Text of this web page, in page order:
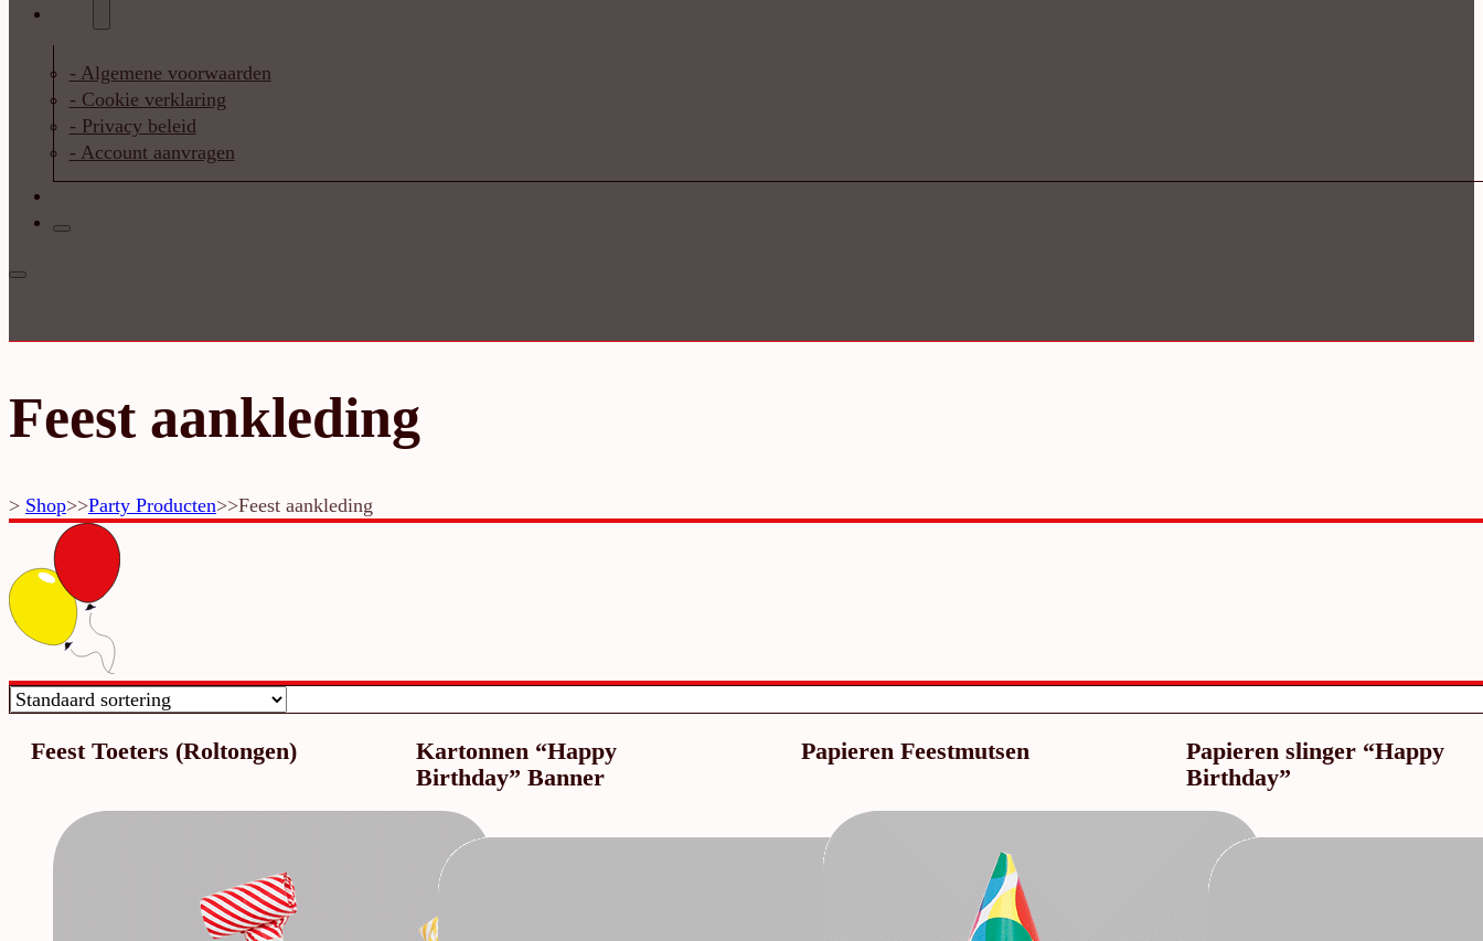
- Algemene voorwaarden
- Cookie verklaring
- Privacy beleid
- Account aanvragen
Feest aankleding
> Shop>>Party Producten>>Feest aankleding
Feest Toeters (Roltongen)
Kartonnen “Happy
Birthday” Banner
Papieren Feestmutsen
Papieren slinger “Happy
Birthday”